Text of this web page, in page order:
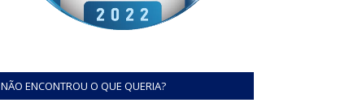
NÃO ENCONTROU O QUE QUERIA?